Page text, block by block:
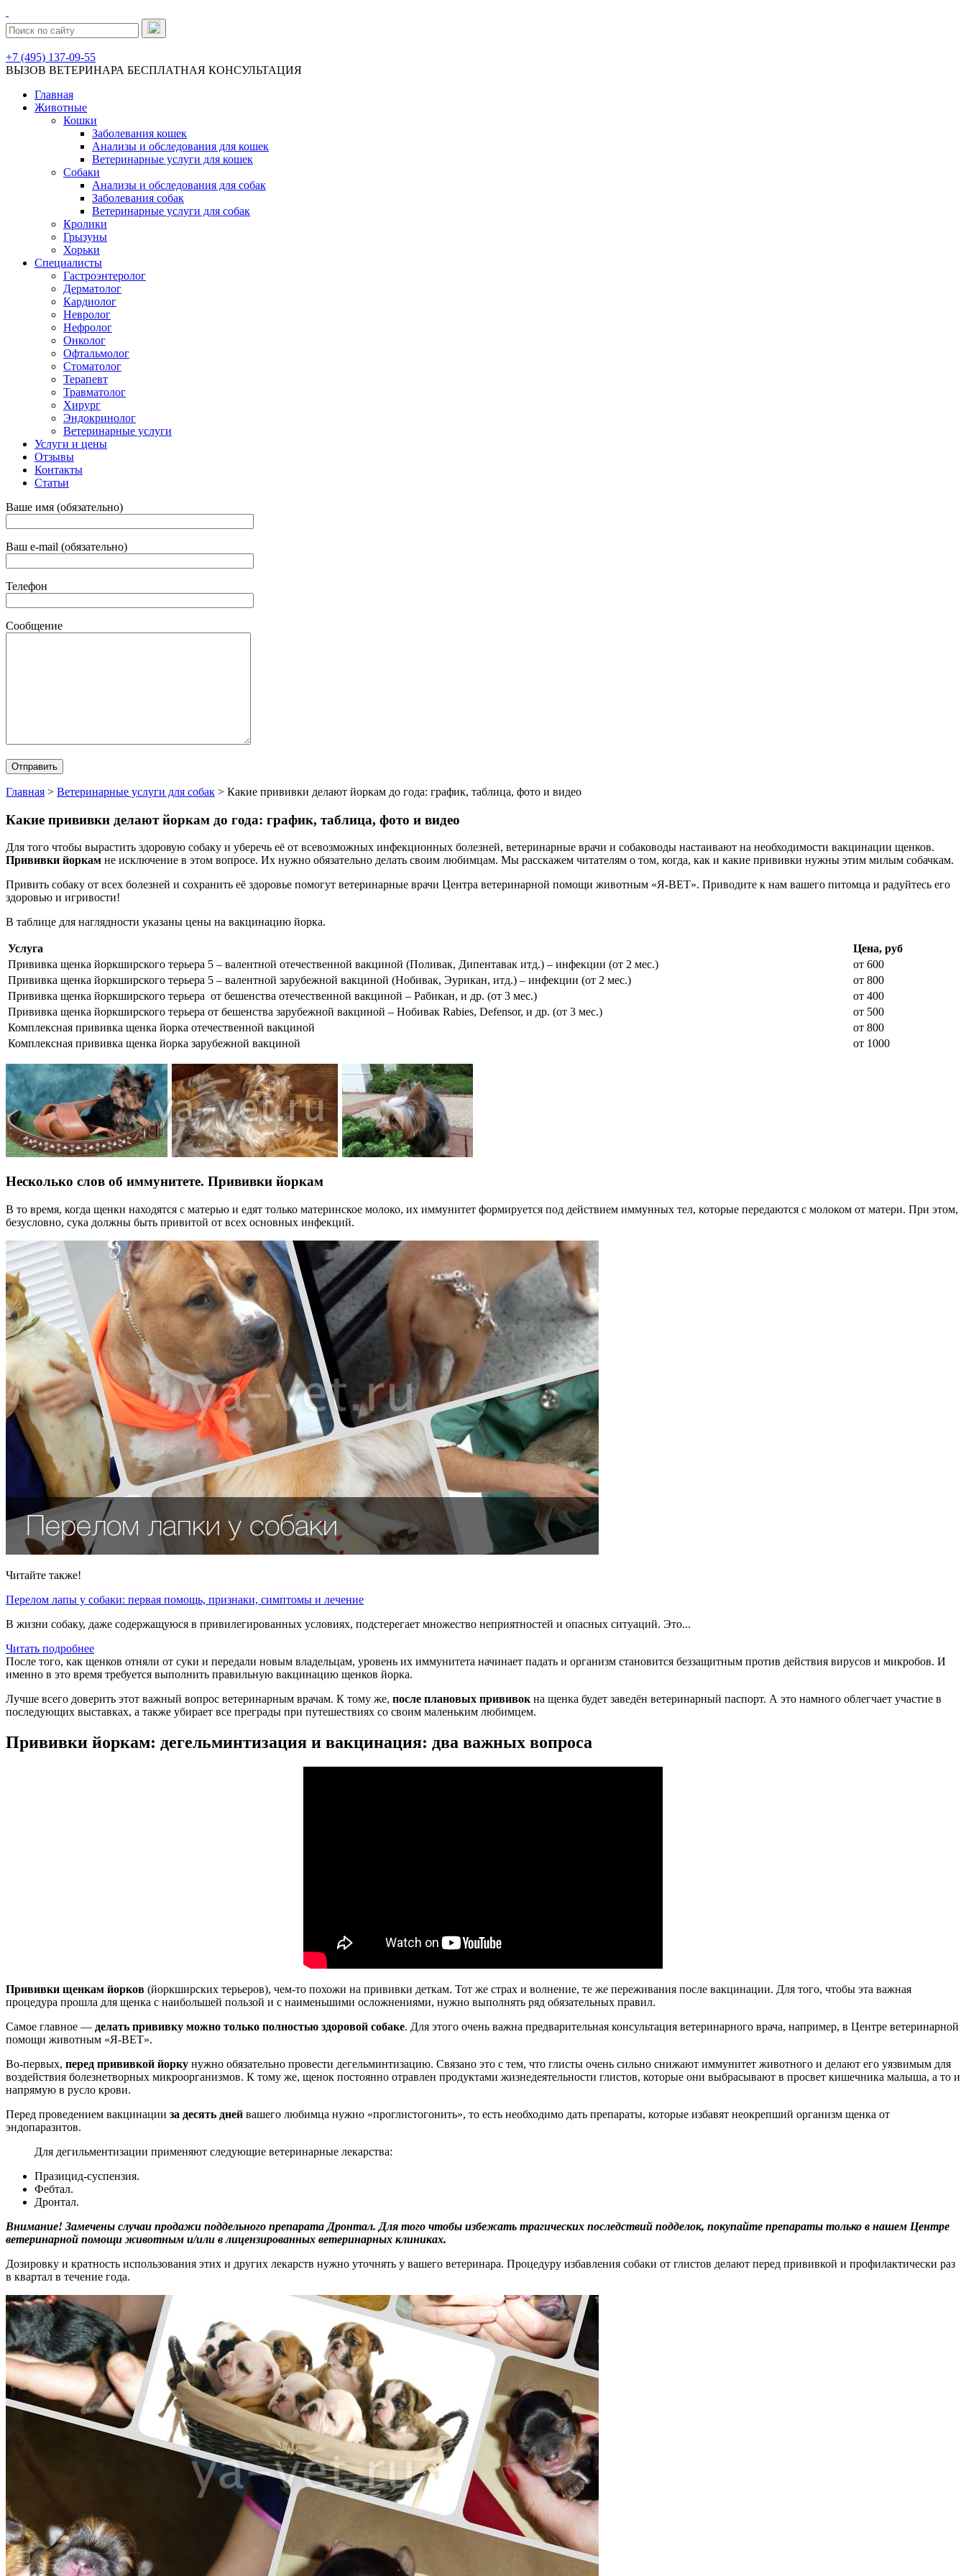
+7 (495) 137-09-55
ВЫЗОВ ВЕТЕРИНАРА БЕСПЛАТНАЯ КОНСУЛЬТАЦИЯ
Главная
Животные
Кошки
Заболевания кошек
Анализы и обследования для кошек
Ветеринарные услуги для кошек
Собаки
Анализы и обследования для собак
Заболевания собак
Ветеринарные услуги для собак
Кролики
Грызуны
Хорьки
Специалисты
Гастроэнтеролог
Дерматолог
Кардиолог
Невролог
Нефролог
Онколог
Офтальмолог
Стоматолог
Терапевт
Травматолог
Хирург
Эндокринолог
Ветеринарные услуги
Услуги и цены
Отзывы
Контакты
Статьи
Ваше имя (обязательно)
Ваш e-mail (обязательно)
Телефон
Сообщение
Главная > Ветеринарные услуги для собак > Какие прививки делают йоркам до года: график, таблица, фото и видео
Какие прививки делают йоркам до года: график, таблица, фото и видео
Для того чтобы вырастить здоровую собаку и уберечь её от всевозможных инфекционных болезней, ветеринарные врачи и собаководы настаивают на необходимости вакцинации щенков.
Прививки йоркам не исключение в этом вопросе. Их нужно обязательно делать своим любимцам. Мы расскажем читателям о том, когда, как и какие прививки нужны этим милым собачкам.
Привить собаку от всех болезней и сохранить её здоровье помогут ветеринарные врачи Центра ветеринарной помощи животным «Я-ВЕТ». Приводите к нам вашего питомца и радуйтесь его
здоровью и игривости!
В таблице для наглядности указаны цены на вакцинацию йорка.
Услуга
Цена, руб
Прививка щенка йоркширского терьера 5 – валентной отечественной вакциной (Поливак, Дипентавак итд.) – инфекции (от 2 мес.)
от 600
Прививка щенка йоркширского терьера 5 – валентной зарубежной вакциной (Нобивак, Эурикан, итд.) – инфекции (от 2 мес.)
от 800
Прививка щенка йоркширского терьера от бешенства отечественной вакциной – Рабикан, и др. (от 3 мес.)
от 400
Прививка щенка йоркширского терьера от бешенства зарубежной вакциной – Нобивак Rabies, Defensor, и др. (от 3 мес.)
от 500
Комплексная прививка щенка йорка отечественной вакциной
от 800
Комплексная прививка щенка йорка зарубежной вакциной
от 1000
Несколько слов об иммунитете. Прививки йоркам
В то время, когда щенки находятся с матерью и едят только материнское молоко, их иммунитет формируется под действием иммунных тел, которые передаются с молоком от матери. При этом,
безусловно, сука должны быть привитой от всех основных инфекций.
Читайте также!
Перелом лапы у собаки: первая помощь, признаки, симптомы и лечение
В жизни собаку, даже содержащуюся в привилегированных условиях, подстерегает множество неприятностей и опасных ситуаций. Это...
Читать подробнее
После того, как щенков отняли от суки и передали новым владельцам, уровень их иммунитета начинает падать и организм становится беззащитным против действия вирусов и микробов. И
именно в это время требуется выполнить правильную вакцинацию щенков йорка.
Лучше всего доверить этот важный вопрос ветеринарным врачам. К тому же, после плановых прививок на щенка будет заведён ветеринарный паспорт. А это намного облегчает участие в
последующих выставках, а также убирает все преграды при путешествиях со своим маленьким любимцем.
Прививки йоркам: дегельминтизация и вакцинация: два важных вопроса
Прививки щенкам йорков (йоркширских терьеров), чем-то похожи на прививки деткам. Тот же страх и волнение, те же переживания после вакцинации. Для того, чтобы эта важная
процедура прошла для щенка с наибольшей пользой и с наименьшими осложнениями, нужно выполнять ряд обязательных правил.
Самое главное — делать прививку можно только полностью здоровой собаке. Для этого очень важна предварительная консультация ветеринарного врача, например, в Центре ветеринарной
помощи животным «Я-ВЕТ».
Во-первых, перед прививкой йорку нужно обязательно провести дегельминтизацию. Связано это с тем, что глисты очень сильно снижают иммунитет животного и делают его уязвимым для
воздействия болезнетворных микроорганизмов. К тому же, щенок постоянно отравлен продуктами жизнедеятельности глистов, которые они выбрасывают в просвет кишечника малыша, а то и
напрямую в русло крови.
Перед проведением вакцинации за десять дней вашего любимца нужно «проглистогонить», то есть необходимо дать препараты, которые избавят неокрепший организм щенка от
эндопаразитов.
Для дегильментизации применяют следующие ветеринарные лекарства:
Празицид-суспензия.
Фебтал.
Дронтал.
Внимание! Замечены случаи продажи поддельного препарата Дронтал. Для того чтобы избежать трагических последствий подделок, покупайте препараты только в нашем Центре
ветеринарной помощи животным и/или в лицензированных ветеринарных клиниках.
Дозировку и кратность использования этих и других лекарств нужно уточнять у вашего ветеринара. Процедуру избавления собаки от глистов делают перед прививкой и профилактически раз
в квартал в течение года.